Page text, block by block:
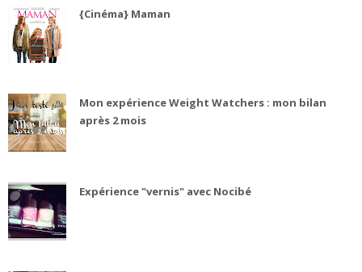
{Cinéma} Maman
Mon expérience Weight Watchers : mon bilan
après 2 mois
Expérience "vernis" avec Nocibé